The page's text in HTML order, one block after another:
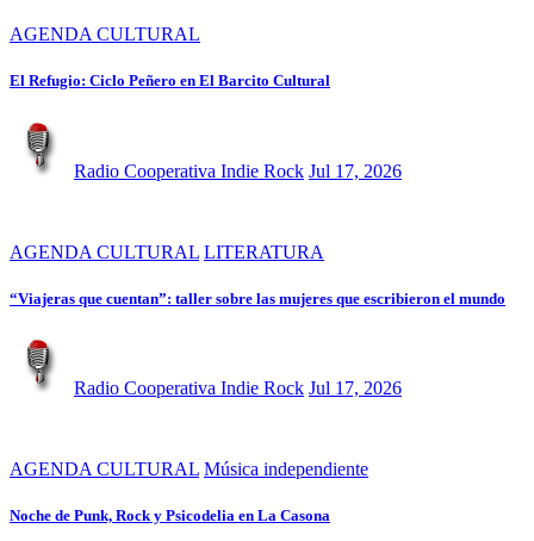
AGENDA CULTURAL
El Refugio: Ciclo Peñero en El Barcito Cultural
Radio Cooperativa Indie Rock Jul 17, 2026
AGENDA CULTURAL LITERATURA
“Viajeras que cuentan”: taller sobre las mujeres que escribieron el mundo
Radio Cooperativa Indie Rock Jul 17, 2026
AGENDA CULTURAL Música independiente
Noche de Punk, Rock y Psicodelia en La Casona